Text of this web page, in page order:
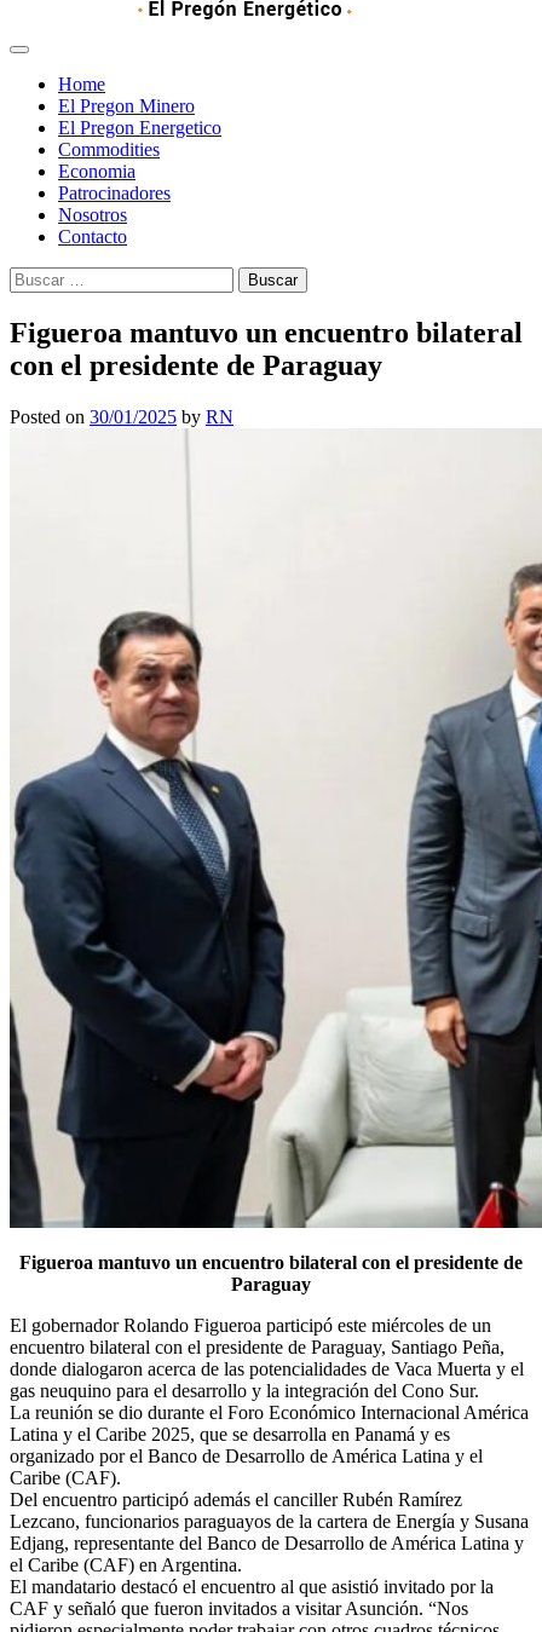
Home
El Pregon Minero
El Pregon Energetico
Commodities
Economia
Patrocinadores
Nosotros
Contacto
Buscar:
Figueroa mantuvo un encuentro bilateral
con el presidente de Paraguay
Posted on 30/01/2025 by RN
Figueroa mantuvo un encuentro bilateral con el presidente de
Paraguay
El gobernador Rolando Figueroa participó este miércoles de un
encuentro bilateral con el presidente de Paraguay, Santiago Peña,
donde dialogaron acerca de las potencialidades de Vaca Muerta y el
gas neuquino para el desarrollo y la integración del Cono Sur.
La reunión se dio durante el Foro Económico Internacional América
Latina y el Caribe 2025, que se desarrolla en Panamá y es
organizado por el Banco de Desarrollo de América Latina y el
Caribe (CAF).
Del encuentro participó además el canciller Rubén Ramírez
Lezcano, funcionarios paraguayos de la cartera de Energía y Susana
Edjang, representante del Banco de Desarrollo de América Latina y
el Caribe (CAF) en Argentina.
El mandatario destacó el encuentro al que asistió invitado por la
CAF y señaló que fueron invitados a visitar Asunción. “Nos